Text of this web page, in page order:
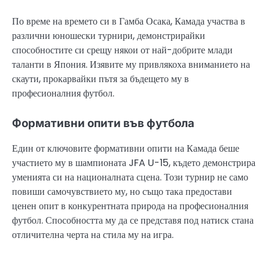
По време на времето си в Гамба Осака, Камада участва в
различни юношески турнири, демонстрирайки
способностите си срещу някои от най-добрите млади
таланти в Япония. Изявите му привлякоха вниманието на
скаути, прокарвайки пътя за бъдещето му в
професионалния футбол.
Формативни опити във футбола
Един от ключовите формативни опити на Камада беше
участието му в шампионата JFA U-15, където демонстрира
уменията си на националната сцена. Този турнир не само
повиши самочувствието му, но също така предостави
ценен опит в конкурентната природа на професионалния
футбол. Способността му да се представя под натиск стана
отличителна черта на стила му на игра.